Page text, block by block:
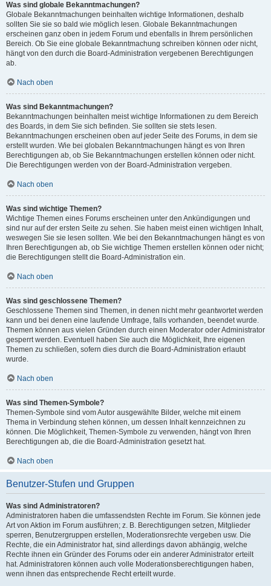
Was sind globale Bekanntmachungen?
Globale Bekanntmachungen beinhalten wichtige Informationen, deshalb
sollten Sie sie so bald wie möglich lesen. Globale Bekanntmachungen
erscheinen ganz oben in jedem Forum und ebenfalls in Ihrem persönlichen
Bereich. Ob Sie eine globale Bekanntmachung schreiben können oder nicht,
hängt von den durch die Board-Administration vergebenen Berechtigungen
ab.
Nach oben
Was sind Bekanntmachungen?
Bekanntmachungen beinhalten meist wichtige Informationen zu dem Bereich
des Boards, in dem Sie sich befinden. Sie sollten sie stets lesen.
Bekanntmachungen erscheinen oben auf jeder Seite des Forums, in dem sie
erstellt wurden. Wie bei globalen Bekanntmachungen hängt es von Ihren
Berechtigungen ab, ob Sie Bekanntmachungen erstellen können oder nicht.
Die Berechtigungen werden von der Board-Administration vergeben.
Nach oben
Was sind wichtige Themen?
Wichtige Themen eines Forums erscheinen unter den Ankündigungen und
sind nur auf der ersten Seite zu sehen. Sie haben meist einen wichtigen Inhalt,
weswegen Sie sie lesen sollten. Wie bei den Bekanntmachungen hängt es von
Ihren Berechtigungen ab, ob Sie wichtige Themen erstellen können oder nicht;
die Berechtigungen stellt die Board-Administration ein.
Nach oben
Was sind geschlossene Themen?
Geschlossene Themen sind Themen, in denen nicht mehr geantwortet werden
kann und bei denen eine laufende Umfrage, falls vorhanden, beendet wurde.
Themen können aus vielen Gründen durch einen Moderator oder Administrator
gesperrt werden. Eventuell haben Sie auch die Möglichkeit, Ihre eigenen
Themen zu schließen, sofern dies durch die Board-Administration erlaubt
wurde.
Nach oben
Was sind Themen-Symbole?
Themen-Symbole sind vom Autor ausgewählte Bilder, welche mit einem
Thema in Verbindung stehen können, um dessen Inhalt kennzeichnen zu
können. Die Möglichkeit, Themen-Symbole zu verwenden, hängt von Ihren
Berechtigungen ab, die die Board-Administration gesetzt hat.
Nach oben
Benutzer-Stufen und Gruppen
Was sind Administratoren?
Administratoren haben die umfassendsten Rechte im Forum. Sie können jede
Art von Aktion im Forum ausführen; z. B. Berechtigungen setzen, Mitglieder
sperren, Benutzergruppen erstellen, Moderationsrechte vergeben usw. Die
Rechte, die ein Administrator hat, sind allerdings davon abhängig, welche
Rechte ihnen ein Gründer des Forums oder ein anderer Administrator erteilt
hat. Administratoren können auch volle Moderationsberechtigungen haben,
wenn ihnen das entsprechende Recht erteilt wurde.